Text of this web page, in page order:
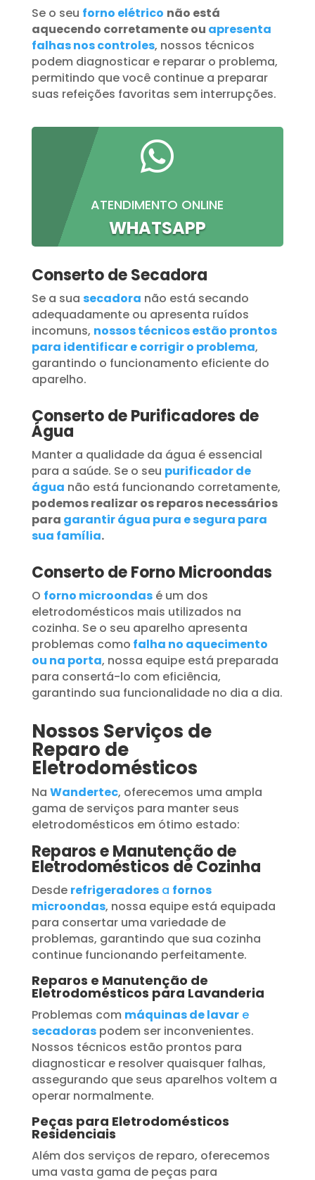
Se o seu forno elétrico não está
aquecendo corretamente ou apresenta
falhas nos controles, nossos técnicos
podem diagnosticar e reparar o problema,
permitindo que você continue a preparar
suas refeições favoritas sem interrupções.

ATENDIMENTO ONLINE
WHATSAPP
Conserto de Secadora
Se a sua secadora não está secando
adequadamente ou apresenta ruídos
incomuns, nossos técnicos estão prontos
para identificar e corrigir o problema,
garantindo o funcionamento eficiente do
aparelho.
Conserto de Purificadores de
Água
Manter a qualidade da água é essencial
para a saúde. Se o seu purificador de
água não está funcionando corretamente,
podemos realizar os reparos necessários
para garantir água pura e segura para
sua família.
Conserto de Forno Microondas
O forno microondasé um dos
eletrodomésticos mais utilizados na
cozinha. Se o seu aparelho apresenta
problemas como falha no aquecimento
ou na porta, nossa equipe está preparada
para consertá-lo com eficiência,
garantindo sua funcionalidade no dia a dia.
Nossos Serviços de
Reparo de
Eletrodomésticos
Na Wandertec, oferecemos uma ampla
gama de serviços para manter seus
eletrodomésticos em ótimo estado:
Reparos e Manutenção de
Eletrodomésticos de Cozinha
Desde refrigeradoresa fornos
microondas, nossa equipe está equipada
para consertar uma variedade de
problemas, garantindo que sua cozinha
continue funcionando perfeitamente.
Reparos e Manutenção de
Eletrodomésticos para Lavanderia
Problemas com máquinas de lavare
secadoraspodem ser inconvenientes.
Nossos técnicos estão prontos para
diagnosticar e resolver quaisquer falhas,
assegurando que seus aparelhos voltem a
operar normalmente.
Peças para Eletrodomésticos
Residenciais
Além dos serviços de reparo, oferecemos
uma vasta gama de peças para